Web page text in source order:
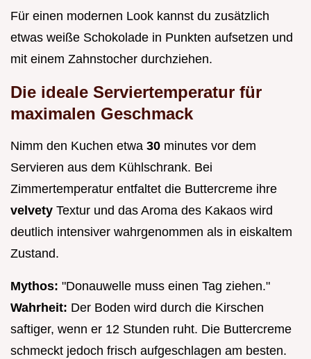
Für einen modernen Look kannst du zusätzlich
etwas weiße Schokolade in Punkten aufsetzen und
mit einem Zahnstocher durchziehen.
Die ideale Serviertemperatur für
maximalen Geschmack
Nimm den Kuchen etwa 30 minutes vor dem
Servieren aus dem Kühlschrank. Bei
Zimmertemperatur entfaltet die Buttercreme ihre
velvety Textur und das Aroma des Kakaos wird
deutlich intensiver wahrgenommen als in eiskaltem
Zustand.
Mythos: "Donauwelle muss einen Tag ziehen."
Wahrheit: Der Boden wird durch die Kirschen
saftiger, wenn er 12 Stunden ruht. Die Buttercreme
schmeckt jedoch frisch aufgeschlagen am besten.